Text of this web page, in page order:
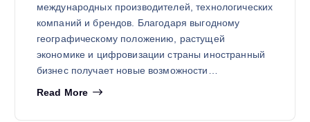
международных производителей, технологических
компаний и брендов. Благодаря выгодному
географическому положению, растущей
экономике и цифровизации страны иностранный
бизнес получает новые возможности…
Read More